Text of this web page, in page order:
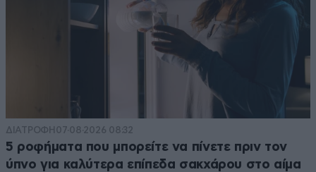
ΔΙΑΤΡΟΦΗ 07·08·2026 08:32
5 ροφήματα που μπορείτε να πίνετε πριν τον
ύπνο για καλύτερα επίπεδα σακχάρου στο αίμα